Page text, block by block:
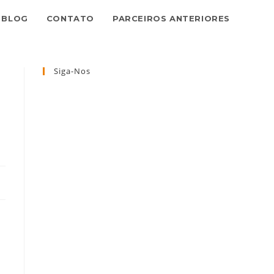
BLOG CONTATO PARCEIROS ANTERIORES
Siga-Nos